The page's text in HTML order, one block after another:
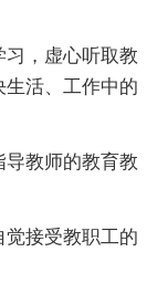
习，虚心听取教
活、工作中的
教师的教育教
接受教职工的